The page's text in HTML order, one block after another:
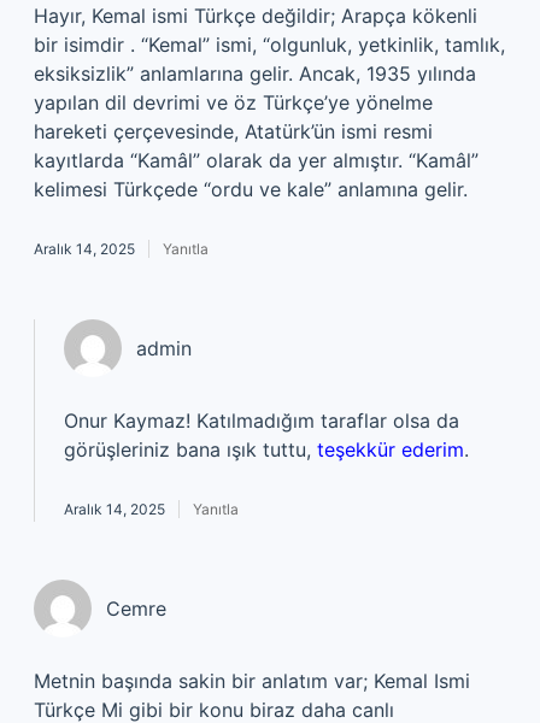
Hayır, Kemal ismi Türkçe değildir; Arapça kökenli
bir isimdir . “Kemal” ismi, “olgunluk, yetkinlik, tamlık,
eksiksizlik” anlamlarına gelir. Ancak, 1935 yılında
yapılan dil devrimi ve öz Türkçe’ye yönelme
hareketi çerçevesinde, Atatürk’ün ismi resmi
kayıtlarda “Kamâl” olarak da yer almıştır. “Kamâl”
kelimesi Türkçede “ordu ve kale” anlamına gelir.
Aralık 14, 2025 Yanıtla
admin
Onur Kaymaz! Katılmadığım taraflar olsa da
görüşleriniz bana ışık tuttu, teşekkür ederim.
Aralık 14, 2025 Yanıtla
Cemre
Metnin başında sakin bir anlatım var; Kemal Ismi
Türkçe Mi gibi bir konu biraz daha canlı